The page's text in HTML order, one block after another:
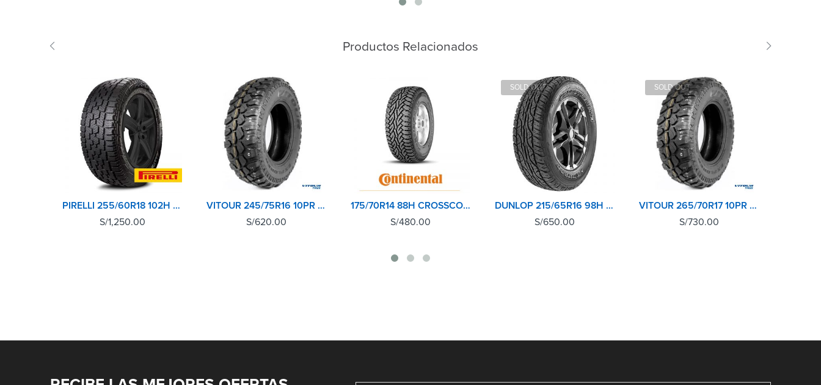
Productos Relacionados
PIRELLI 255/60R18 102H SCORPION A/T+
S/1,250.00
VITOUR 245/75R16 10PR 120N EXPLORER MT
S/620.00
175/70R14 88H CROSSCONTACT AT CONTINENTAL
S/480.00
SOLD OUT
DUNLOP 215/65R16 98H GRANDTREK AT3 TL
S/650.00
SOLD OUT
VITOUR 265/70R17 10PR 121Q EXPLORER MT
S/730.00